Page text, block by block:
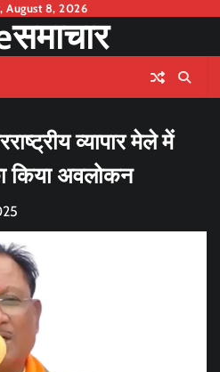
August 8, 2026
व्यापार मेले में
किया अवलोकन